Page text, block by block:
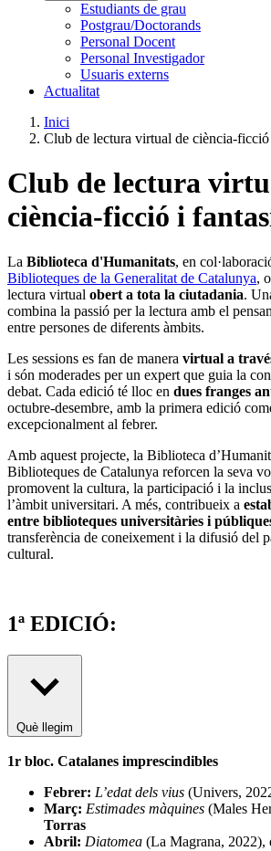
Estudiants de grau
Postgrau/Doctorands
Personal Docent
Personal Investigador
Usuaris externs
Actualitat
Inici
Club de lectura virtual de ciència-ficció
Club de lectura
ciència-ficció i
La Biblioteca d'Humanitats, en
Biblioteques de la Generalitat de Catalunya,
lectura virtual obert a tota la ciutadania.
combina la passió per la lectura amb el
entre persones de diferents àmbits.
Les sessions es fan de manera virtual a
i són moderades per un expert que guia la
debat. Cada edició té lloc en dues franges
octubre-desembre, amb la primera edició
excepcionalment al febrer.
Amb aquest projecte, la Biblioteca
Biblioteques de Catalunya reforcen la seva
promovent la cultura, la participació i la
l’àmbit universitari. A més, contribueix a
entre biblioteques universitàries i
transferència de coneixement i la difusió del
cultural.
1ª EDICIÓ:
Què llegim
1r bloc. Catalanes imprescindibles
Febrer: L’edat dels vius (Univers,
Març: Estimades màquines (Males
Torras
Abril: Diatomea (La Magrana, 2022),